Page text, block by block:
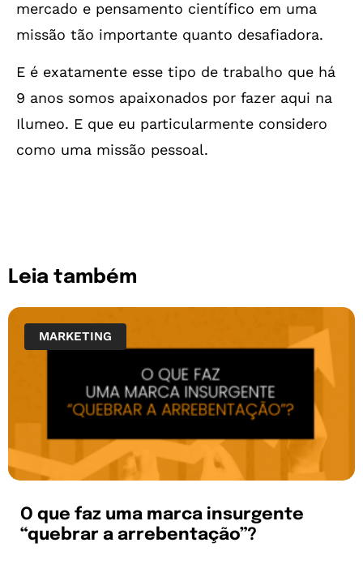
mercado e pensamento científico em uma
missão tão importante quanto desafiadora.
E é exatamente esse tipo de trabalho que há
9 anos somos apaixonados por fazer aqui na
Ilumeo. E que eu particularmente considero
como uma missão pessoal.
Leia também
MARKETING
O que faz uma marca insurgente
“quebrar a arrebentação”?